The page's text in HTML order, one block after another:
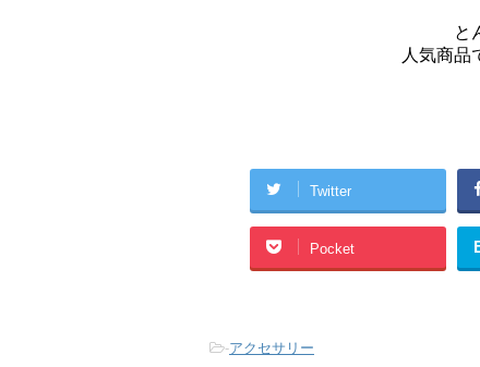
と
人気商品
Twitter
Pocket
-アクセサリー